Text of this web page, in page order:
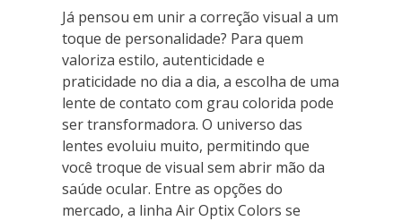
Já pensou em unir a correção visual a um
toque de personalidade? Para quem
valoriza estilo, autenticidade e
praticidade no dia a dia, a escolha de uma
lente de contato com grau colorida pode
ser transformadora. O universo das
lentes evoluiu muito, permitindo que
você troque de visual sem abrir mão da
saúde ocular. Entre as opções do
mercado, a linha Air Optix Colors se